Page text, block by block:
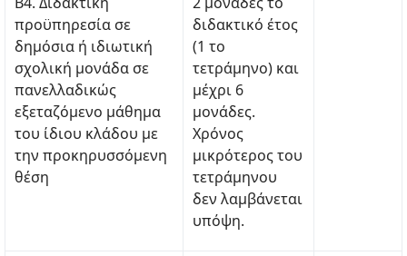
προϋπηρεσία σε
δημόσια ή ιδιωτική
σχολική μονάδα σε
πανελλαδικώς
εξεταζόμενο μάθημα
του ίδιου κλάδου με
την προκηρυσσόμενη
θέση
διδακτικό έτος
(1 το
τετράμηνο) και
μέχρι 6
μονάδες.
Χρόνος
μικρότερος του
τετράμηνου
δεν λαμβάνεται
υπόψη.